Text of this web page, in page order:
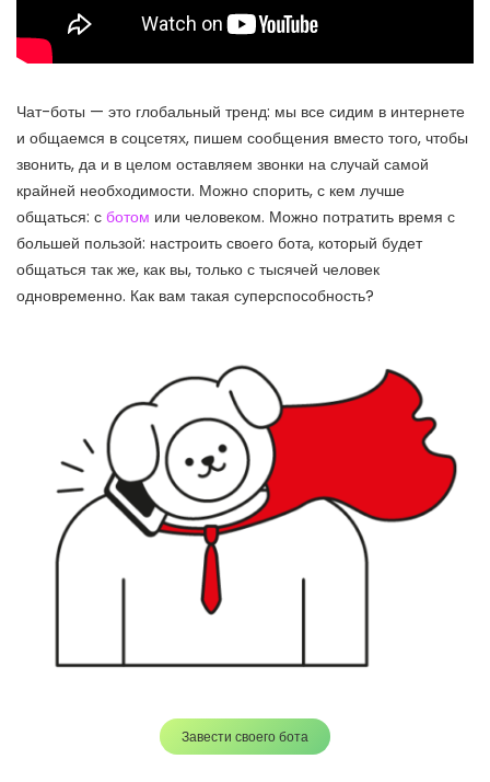
Чат-боты — это глобальный тренд: мы все сидим в интернете
и общаемся в соцсетях, пишем сообщения вместо того, чтобы
звонить, да и в целом оставляем звонки на случай самой
крайней необходимости. Можно спорить, с кем лучше
общаться: с ботом или человеком. Можно потратить время с
большей пользой: настроить своего бота, который будет
общаться так же, как вы, только с тысячей человек
одновременно. Как вам такая суперспособность?
Завести своего бота